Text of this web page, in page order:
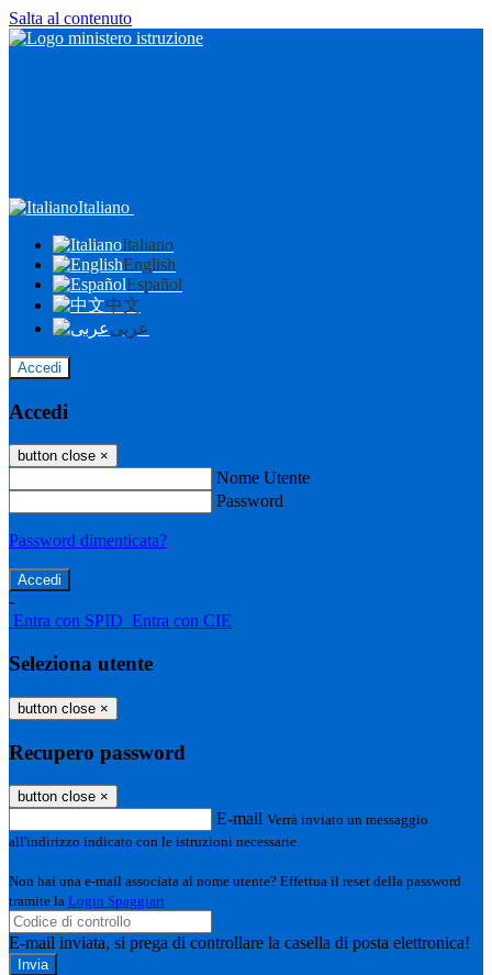
Salta al contenuto
Italiano
Italiano
English
Español
中文
عربى
Accedi
Accedi
button close ×
Nome Utente
Password
Password dimenticata?
-
Entra con SPID Entra con CIE
Seleziona utente
button close ×
Recupero password
button close ×
E-mail Verrà inviato un messaggio
all'indirizzo indicato con le istruzioni necessarie.
Non hai una e-mail associata al nome utente? Effettua il reset della password
tramite la Login Spaggiari
E-mail inviata, si prega di controllare la casella di posta elettronica!